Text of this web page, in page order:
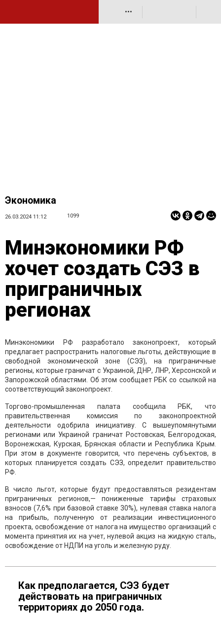
•••
Экономика
26.03.2024 11:12 1099
Минэкономики РФ
хочет создать СЭЗ в
приграничных
регионах
Минэкономики РФ разработало законопроект, который
предлагает распространить налоговые льготы, действующие в
свободной экономической зоне (СЭЗ), на приграничные
регионы, которые граничат с Украиной, ДНР, ЛНР, Херсонской и
Запорожской областями. Об этом сообщает РБК со ссылкой на
соответствующий законопроект.
Торгово-промышленная палата сообщила РБК, что
правительственная комиссия по законопроектной
деятельности одобрила инициативу. С вышеупомянутыми
регионами или Украиной граничат Ростовская, Белгородская,
Воронежская, Курская, Брянская области и Республика Крым.
При этом в документе говорится, что перечень субъектов, в
которых планируется создать СЭЗ, определит правительство
РФ.
В число льгот, которые будут предоставляться резидентам
приграничных регионов,— пониженные тарифы страховых
взносов (7,6% при базовой ставке 30%), нулевая ставка налога
на прибыль, полученную от реализации инвестиционного
проекта, освобождение от налога на имущество организаций с
момента принятия их на учет, нулевой акциз на жидкую сталь,
освобождение от НДПИ на уголь и железную руду.
Как предполагается, СЭЗ будет
действовать на приграничных
территориях до 2050 года.